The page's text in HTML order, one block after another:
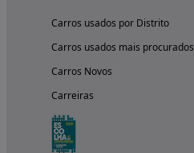
Carros usados por Distrito
Carros usados mais procurados
Carros Novos
Carreiras